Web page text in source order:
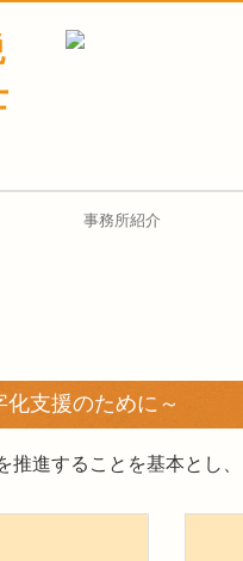
事務所紹介
支援のために～
推進することを基本とし